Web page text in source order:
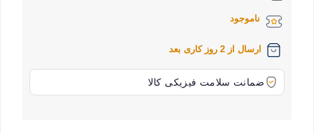
ناموجود
ارسال از 2 روز کاری بعد
ضمانت سلامت فیزیکی کالا